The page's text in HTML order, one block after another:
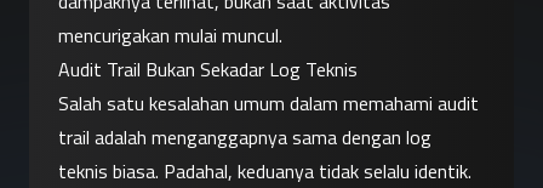
mencurigakan mulai muncul.
Audit Trail Bukan Sekadar Log Teknis
Salah satu kesalahan umum dalam memahami audit
trail adalah menganggapnya sama dengan log
teknis biasa. Padahal, keduanya tidak selalu identik.